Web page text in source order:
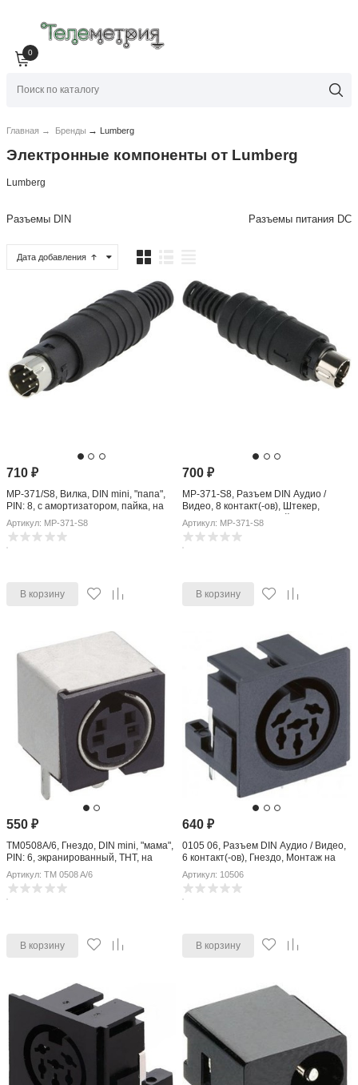
0
Главная → Бренды → Lumberg
Электронные компоненты от Lumberg
Lumberg
Разъемы DIN Разъемы питания DC
Дата добавления
710₽
MP-371/S8, Вилка, DIN mini, "папа",
PIN: 8, с амортизатором, пайка, на
провод
Артикул: MP-371-S8
В корзину
700 ₽
MP-371-S8, Разъем DIN Аудио /
Видео, 8 контакт(-ов), Штекер,
Монтаж на Кабель, Пайка
Артикул: MP-371-S8
В корзину
550₽
TM0508A/6, Гнездо, DIN mini, "мама",
PIN: 6, экранированный, THT, на
PCB, 100В
Артикул: TM 0508 A/6
В корзину
640 ₽
0105 06, Разъем DIN Аудио / Видео,
6 контакт(-ов), Гнездо, Монтаж на
Шасси
Артикул: 10506
В корзину